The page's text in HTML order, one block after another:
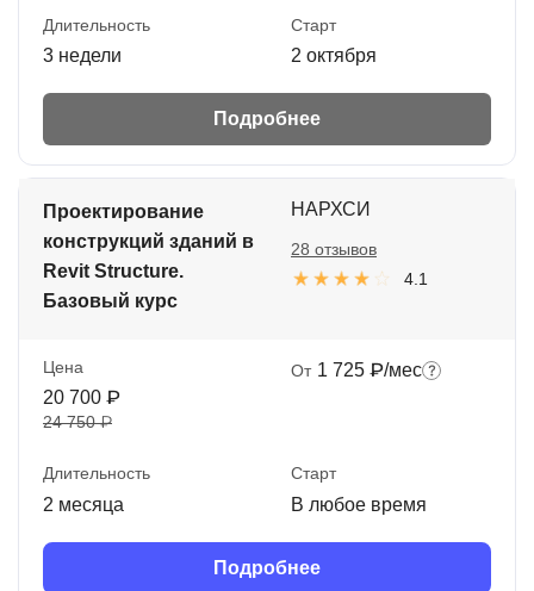
Длительность
3 недели
Старт
2 октября
Подробнее
Проектирование
конструкций зданий в
Revit Structure.
Базовый курс
НАРХСИ
4.1
28 отзывов
Цена
20 700 ₽
24 750 ₽
От 1 725 ₽/мес
Длительность
2 месяца
Старт
В любое время
Подробнее